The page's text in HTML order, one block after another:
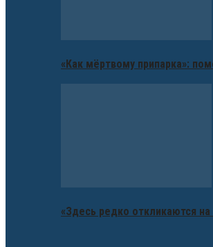
«Как мёртвому припарка»:
«Здесь редко откликаются